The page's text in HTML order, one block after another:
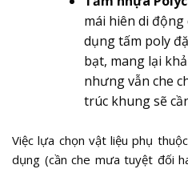
mái hiên di động
dụng tấm poly
bạt, mang lại
nhưng vẫn che
trúc khung sẽ
Việc lựa chọn vật liệu phụ
dụng (cần che mưa tuyệt đối